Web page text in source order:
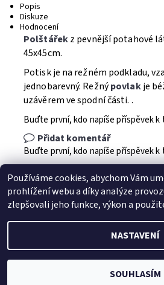
Popis
Diskuze
Hodnocení
Polštářekz pevnější potahové
45x45cm.
Potisk je na režném podkladu,
jednobarevný. Režnýpovlakje
uzávěrem ve spodní části. .
Buďte první, kdo napíše příspěvek k
Přidat komentář
Buďte první, kdo napíše příspěvek k
2026 © Jahu.cz, všechna
Vytvořil Shoptet
Používáme cookies, abychom Vám
prohlížení webu a díky analýze
zlepšovali jeho funkce, výkon a
NASTAVENÍ
SOUHLASÍM